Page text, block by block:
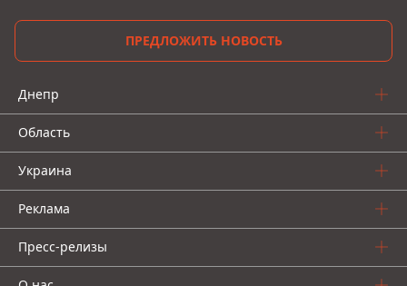
ПРЕДЛОЖИТЬ НОВОСТЬ
Днепр
Область
Украина
Реклама
Пресс-релизы